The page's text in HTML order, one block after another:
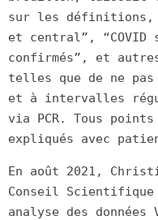
sur les définitions,
et central”, “COVID
confirmés”, et
telles que de ne pas
et à intervalles
via PCR. Tous
expliqués avec
En août 2021,
Conseil Scientifique
analyse des données